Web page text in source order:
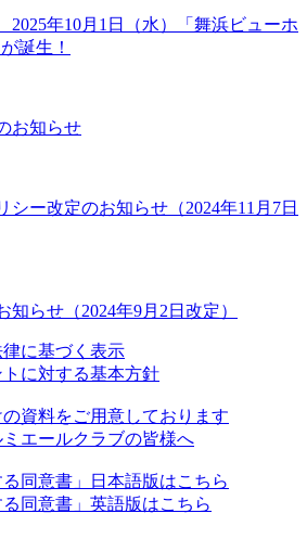
年10月1日（水）「舞浜ビューホ
誕生！
お知らせ
シー改定のお知らせ（2024年11月7日
知らせ（2024年9月2日改定）
に基づく表示
に対する基本方針
資料をご用意しております
エールクラブの皆様へ
る同意書」日本語版はこちら
る同意書」英語版はこちら